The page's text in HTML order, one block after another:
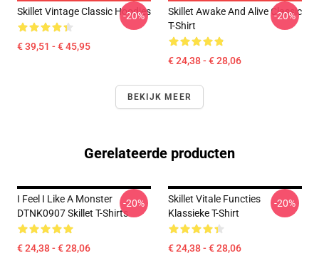
Skillet Vintage Classic Hoodies
€ 39,51 - € 45,95
-20%
Skillet Awake And Alive Classic
T-Shirt
€ 24,38 - € 28,06
-20%
BEKIJK MEER
Gerelateerde producten
I Feel I Like A Monster
DTNK0907 Skillet T-Shirts
€ 24,38 - € 28,06
-20%
Skillet Vitale Functies
Klassieke T-Shirt
€ 24,38 - € 28,06
-20%